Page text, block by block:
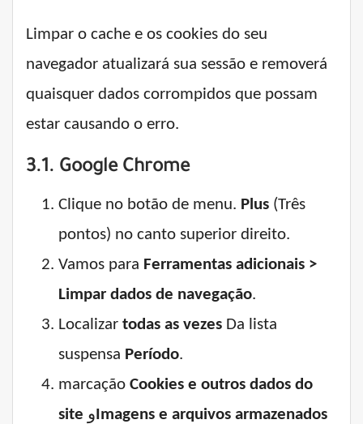
Limpar o cache e os cookies do seu
navegador atualizará sua sessão e removerá
quaisquer dados corrompidos que possam
estar causando o erro.
3.1. Google Chrome
Clique no botão de menu. Plus (Três
pontos) no canto superior direito.
Vamos para Ferramentas adicionais >
Limpar dados de navegação.
Localizar todas as vezes Da lista
suspensa Período.
marcação Cookies e outros dados do
site وImagens e arquivos armazenados